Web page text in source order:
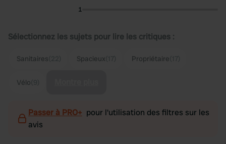
1
Sélectionnez les sujets pour lire les critiques :
Sanitaires Spacieux Propriétaire
Vélo
Passer à PRO+ pour l'utilisation des filtres sur les
avis